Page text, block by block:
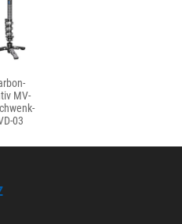
MV-
03